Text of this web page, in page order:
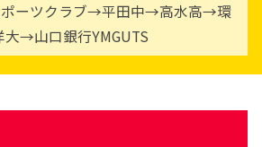
ポーツクラブ→平田中→高水高→環
大→山口銀行YMGUTS